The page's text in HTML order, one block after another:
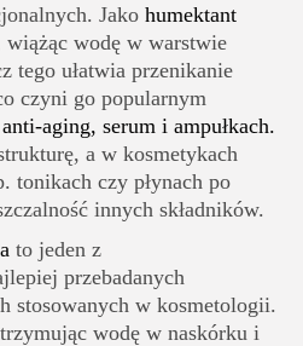
Jako humektant
wiążąc wodę w warstwie
tego ułatwia przenikanie
czyni go popularnym
aging, serum i ampułkach.
a w kosmetykach
tonikach czy płynach po
innych składników.
to jeden z
przebadanych
stosowanych w kosmetologii.
wodę w naskórku i